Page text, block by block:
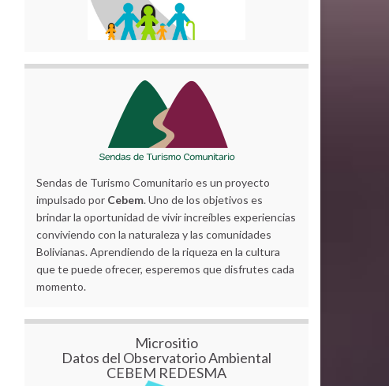
Sendas de Turismo Comunitario es un proyecto
impulsado por Cebem. Uno de los objetivos es
brindar la oportunidad de vivir increíbles experiencias
conviviendo con la naturaleza y las comunidades
Bolivianas. Aprendiendo de la riqueza en la cultura
que te puede ofrecer, esperemos que disfrutes cada
momento.
Micrositio
Datos del Observatorio Ambiental
CEBEM REDESMA